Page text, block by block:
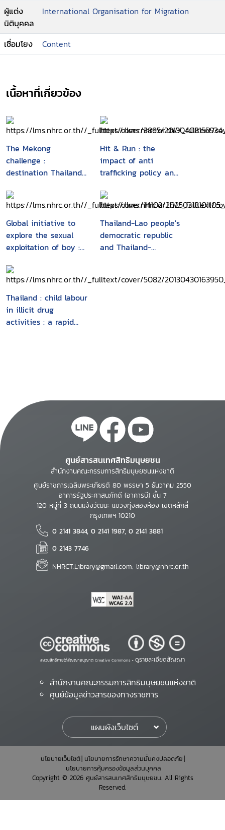
ผู้แต่ง
นิติบุคคล
International Organisation for Migration
เชื่อมโยง Content
เนื้อหาที่เกี่ยวข้อง
The Mekong
challenge :
destination Thailand :
migration survey in
Banteay Meanchey
Province, Cambodia
Hit & Run : the
impact of anti
trafficking policy and
worker's human
rights in Thailand
Global initiative to
explore the sexual
exploitation of boy :
Thailand-Lao people's
democratic republic
and Thailand-
Thailand : child labour
in illicit drug
activities : a rapid
ศูนย์สารสนเทศสิทธิมนุษยชน
สำนักงานคณะกรรมการสิทธิมนุษยชนแห่งชาติ
ศูนย์ราชการเฉลิมพระเกียรติ 80 พรรษา 5 ธันวาคม 2550
อาคารรัฐประศาสนภักดี (อาคารบี) ชั้น 7
120 หมู่ที่ 3 ถนนแจ้งวัฒนะ แขวงทุ่งสองห้อง เขตหลักสี่
กรุงเทพฯ 10210
0 2141 3844, 0 2141 1987, 0 2141 3881
0 2143 7746
NHRCT.Library@gmail.com; library@nhrc.or.th
สงวนสิทธิ์ภายใต้สัญญาอนุญาต Creative Commons • ดูรายละเอียดสัญญา
สำนักงานคณะกรรมการสิทธิมนุษยชนแห่งชาติ
ศูนย์ข้อมูลข่าวสารของทางราชการ
แผนผังเว็บไซต์
นโยบายเว็บไซต์ นโยบายการรักษาความมั่นคงปลอดภัย
นโยบายการคุ้มครองข้อมูลส่วนบุคคล
Copyright © 2026 ศูนย์สารสนเทศสิทธิมนุษยชน. All Rights
Reserved.